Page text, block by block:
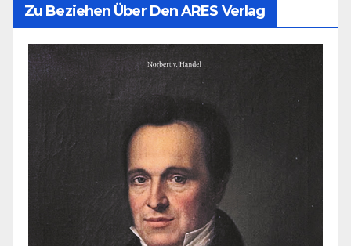
Zu Beziehen Über Den ARES Verlag